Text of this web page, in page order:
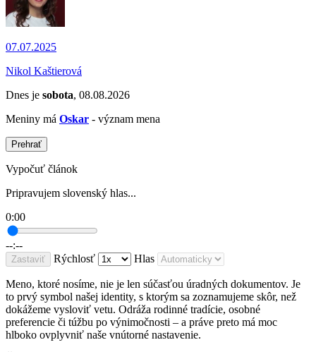
07.07.2025
Nikol Kaštierová
Dnes je sobota, 08.08.2026
Meniny má Oskar - význam mena
Prehrať
Vypočuť článok
Pripravujem slovenský hlas...
0:00
--:--
Zastaviť Rýchlosť Hlas
Meno, ktoré nosíme, nie je len súčasťou úradných dokumentov. Je
to prvý symbol našej identity, s ktorým sa zoznamujeme skôr, než
dokážeme vysloviť vetu. Odráža rodinné tradície, osobné
preferencie či túžbu po výnimočnosti – a práve preto má moc
hlboko ovplyvniť naše vnútorné nastavenie.